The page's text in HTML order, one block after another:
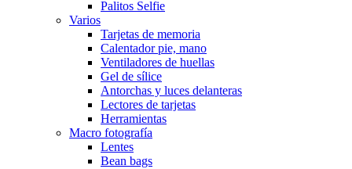
Palitos Selfie
Varios
Tarjetas de memoria
Calentador pie, mano
Ventiladores de huellas
Gel de sílice
Antorchas y luces delanteras
Lectores de tarjetas
Herramientas
Macro fotografía
Lentes
Bean bags